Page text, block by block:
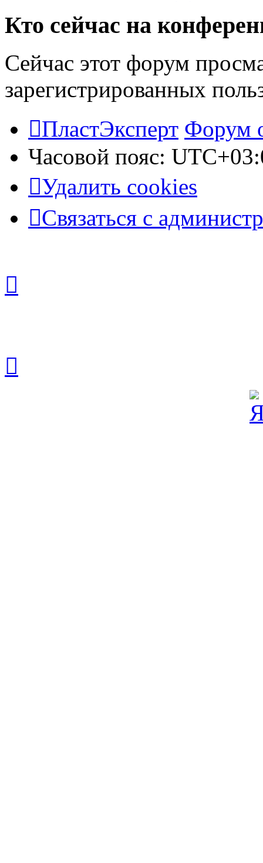
Кто сейчас на
Сейчас этот форум
зарегистрированных
ПластЭксперт Форум
Часовой пояс:
Удалить cookies
Связаться с